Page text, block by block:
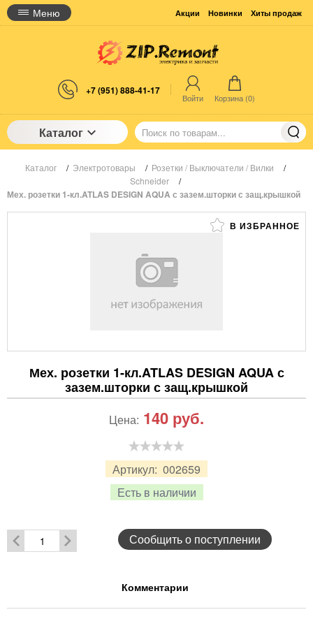
Меню Акции Новинки Хиты продаж
+7 (951) 888-41-17
Войти Корзина (0)
Каталог
Каталог / Электротовары / Розетки / Выключатели / Вилки
/
Schneider
/
Мех. розетки 1-кл.ATLAS DESIGN AQUA с зазем.шторки с защ.крышкой
В ИЗБРАННОЕ
Мех. розетки 1-кл.ATLAS DESIGN AQUA с
зазем.шторки с защ.крышкой
Артикул: 002659
Есть в наличии
Цена: 140 руб.
Сообщить о поступлении
Комментарии